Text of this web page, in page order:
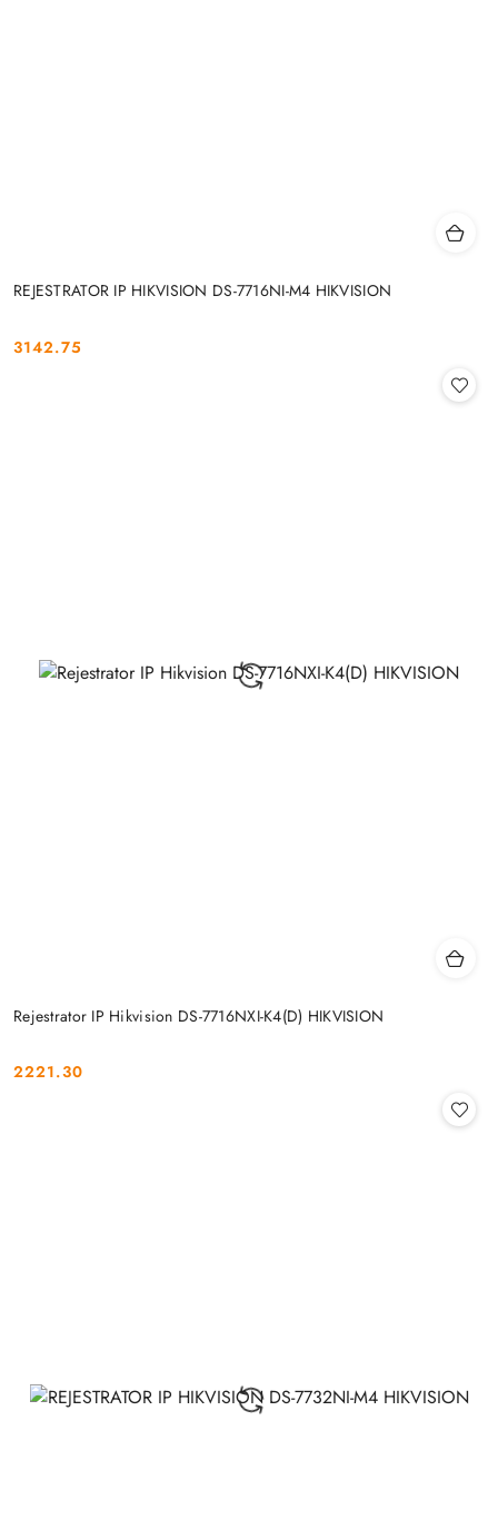
REJESTRATOR IP HIKVISION DS-7716NI-M4 HIKVISION
Cena:
3142.75
Rejestrator IP Hikvision DS-7716NXI-K4(D) HIKVISION
Cena:
2221.30